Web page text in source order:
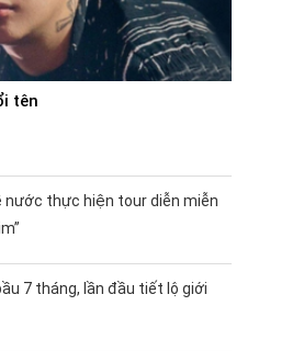
tên
nước thực hiện tour diễn miễn
7 tháng, lần đầu tiết lộ giới